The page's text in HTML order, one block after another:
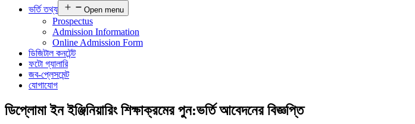
ভর্তি তথ্য
Open menu
Prospectus
Admission Information
Online Admission Form
ডিজিটাল কনটেন্ট
ফটো গ্যালারি
জব-প্লেসমেন্ট
যোগাযোগ
ডিপ্লোমা ইন ইঞ্জিনিয়ারিং শিক্ষাক্রমের পুন:ভর্তি আবেদনের বিজ্ঞপ্তি